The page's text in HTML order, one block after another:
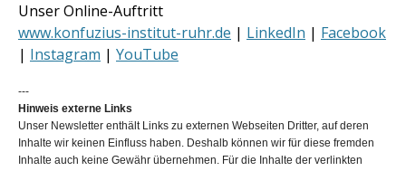
Unser Online-Auftritt
www.konfuzius-institut-ruhr.de | LinkedIn | Facebook
| Instagram | YouTube
---
Hinweis externe Links
Unser Newsletter enthält Links zu externen Webseiten Dritter, auf deren
Inhalte wir keinen Einfluss haben. Deshalb können wir für diese fremden
Inhalte auch keine Gewähr übernehmen. Für die Inhalte der verlinkten